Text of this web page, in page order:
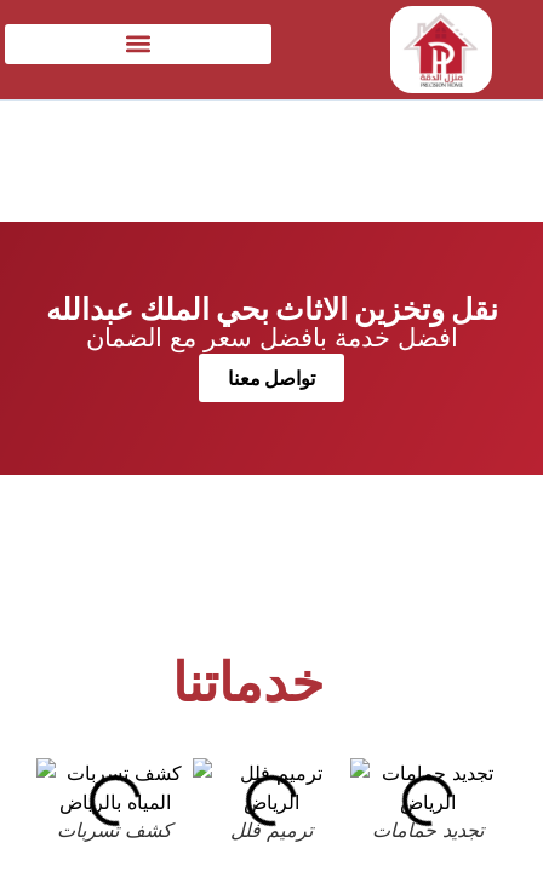
نقل وتخزين الاثاث بحي الملك عبدالله
افضل خدمة بافضل سعر مع الضمان
تواصل معنا
خدماتنا
كشف تسربات ترميم فلل تجديد حمامات